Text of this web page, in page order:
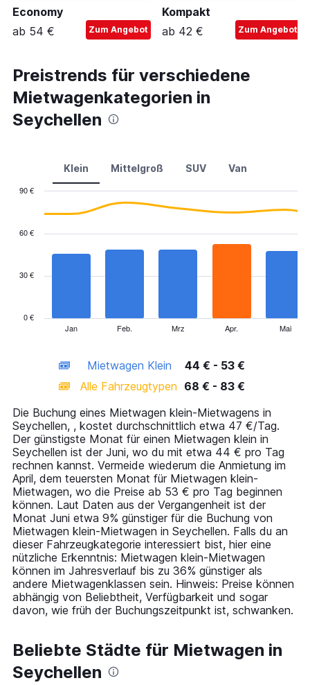
Economy
ab 54 €
Zum Angebot
Kompakt
ab 42 €
Zum Angebot
Preistrends für verschiedene
Mietwagenkategorien in
Seychellen
Klein Mittelgroß SUV Van
has
displaying
categories.
14
categories.
The
chart
has
1
Y
axis
displaying
values.
Range:
0
to
90.
Jan Feb. Mrz Apr. Mai
0 €
30 €
60 €
90 €
Mietwagen Klein
44 € - 53 €
Alle Fahrzeugtypen 68 € - 83 €
Die Buchung eines Mietwagen klein-Mietwagens in
Seychellen, , kostet durchschnittlich etwa 47 €/Tag.
Der günstigste Monat für einen Mietwagen klein in
Seychellen ist der Juni, wo du mit etwa 44 € pro Tag
rechnen kannst. Vermeide wiederum die Anmietung im
April, dem teuersten Monat für Mietwagen klein-
Mietwagen, wo die Preise ab 53 € pro Tag beginnen
können. Laut Daten aus der Vergangenheit ist der
Monat Juni etwa 9% günstiger für die Buchung von
Mietwagen klein-Mietwagen in Seychellen. Falls du an
dieser Fahrzeugkategorie interessiert bist, hier eine
nützliche Erkenntnis: Mietwagen klein-Mietwagen
können im Jahresverlauf bis zu 36% günstiger als
andere Mietwagenklassen sein. Hinweis: Preise können
abhängig von Beliebtheit, Verfügbarkeit und sogar
davon, wie früh der Buchungszeitpunkt ist, schwanken.
Beliebte Städte für Mietwagen in
Seychellen